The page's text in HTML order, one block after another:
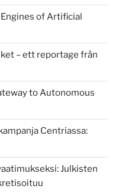
of Artificial
– ett reportage från
to Autonomous
Centriassa:
Julkisten